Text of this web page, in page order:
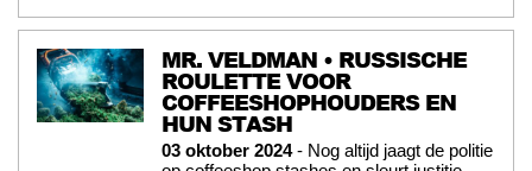
MR. VELDMAN • RUSSISCHE
ROULETTE VOOR
COFFEESHOPHOUDERS EN
HUN STASH
03 oktober 2024- Nog altijd jaagt de politie